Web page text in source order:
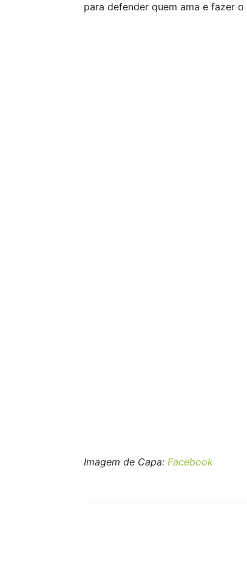
para defender quem ama e fazer
Imagem de Capa: Facebook